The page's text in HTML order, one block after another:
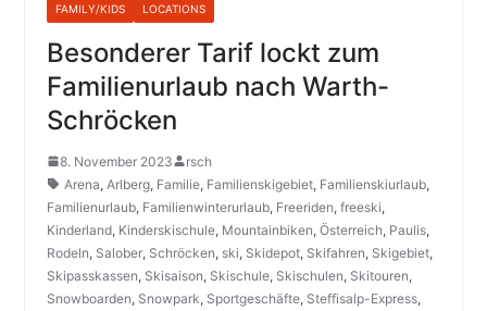
FAMILY/KIDS LOCATIONS
Besonderer Tarif lockt zum
Familienurlaub nach Warth-
Schröcken
8. November 2023
rsch
Arena, Arlberg, Familie, Familienskigebiet, Familienskiurlaub,
Familienurlaub, Familienwinterurlaub, Freeriden, freeski,
Kinderland, Kinderskischule, Mountainbiken, Österreich, Paulis,
Rodeln, Salober, Schröcken, ski, Skidepot, Skifahren, Skigebiet,
Skipasskassen, Skisaison, Skischule, Skischulen, Skitouren,
Snowboarden, Snowpark, Sportgeschäfte, Steffisalp-Express,